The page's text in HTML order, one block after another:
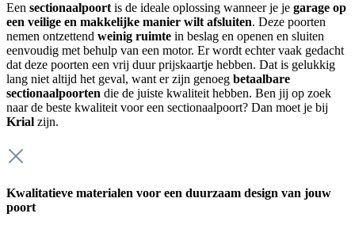
Een sectionaalpoort is de ideale oplossing wanneer je je garage op
een veilige en makkelijke manier wilt afsluiten. Deze poorten
nemen ontzettend weinig ruimte in beslag en openen en sluiten
eenvoudig met behulp van een motor. Er wordt echter vaak gedacht
dat deze poorten een vrij duur prijskaartje hebben. Dat is gelukkig
lang niet altijd het geval, want er zijn genoeg betaalbare
sectionaalpoorten die de juiste kwaliteit hebben. Ben jij op zoek
naar de beste kwaliteit voor een sectionaalpoort? Dan moet je bij
Krial zijn.
Kwalitatieve materialen voor een duurzaam design van jouw
poort